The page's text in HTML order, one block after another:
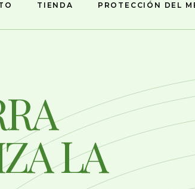
TIENDA PROTECCIÓN DEL
LA